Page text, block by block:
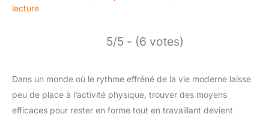
lecture
5/5 - (6 votes)
Dans un monde où le rythme effréné de la vie moderne laisse
peu de place à l’activité physique, trouver des moyens
efficaces pour rester en forme tout en travaillant devient